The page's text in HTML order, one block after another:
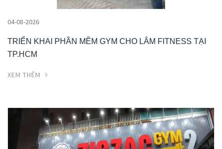
04-08-2026
TRIỂN KHAI PHẦN MỀM GYM CHO LÂM FITNESS TẠI
TP.HCM
XEM THÊM